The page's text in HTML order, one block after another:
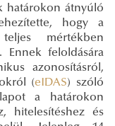
határokon átnyúló
hogy a
mértékben
Ennek feloldására
azonosításról,
(eIDAS) szóló
a határokon
hitelesítéshez és